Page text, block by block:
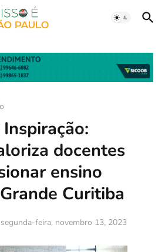
docentes
ensino
Curitiba
segunda-feira, novembro 13, 2023